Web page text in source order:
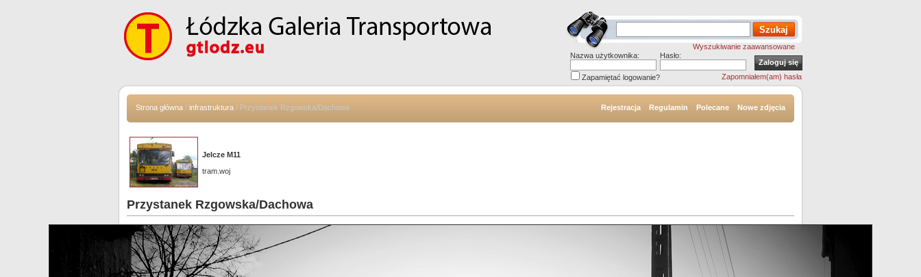
Wyszukiwanie zaawansowane
Nazwa użytkownika:
Hasło:
Zapamiętać logowanie? Zapomniałem(am) hasła
Strona główna / infrastruktura / Przystanek Rzgowska/Dachowa Rejestracja Regulamin Polecane Nowe zdjęcia
Jelcze M11
tram.woj
Przystanek Rzgowska/Dachowa